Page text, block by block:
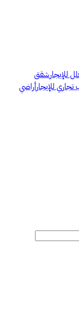
للإيجارشقق
للإيجارأراضي